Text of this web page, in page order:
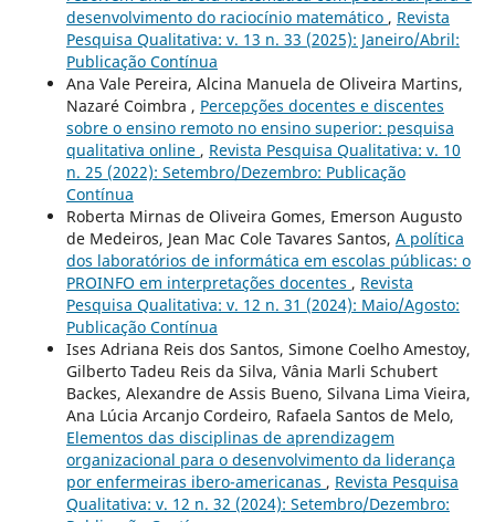
desenvolvimento do raciocínio matemático , Revista
Pesquisa Qualitativa: v. 13 n. 33 (2025): Janeiro/Abril:
Publicação Contínua
Ana Vale Pereira, Alcina Manuela de Oliveira Martins,
Nazaré Coimbra , Percepções docentes e discentes
sobre o ensino remoto no ensino superior: pesquisa
qualitativa online , Revista Pesquisa Qualitativa: v. 10
n. 25 (2022): Setembro/Dezembro: Publicação
Contínua
Roberta Mirnas de Oliveira Gomes, Emerson Augusto
de Medeiros, Jean Mac Cole Tavares Santos, A política
dos laboratórios de informática em escolas públicas: o
PROINFO em interpretações docentes , Revista
Pesquisa Qualitativa: v. 12 n. 31 (2024): Maio/Agosto:
Publicação Contínua
Ises Adriana Reis dos Santos, Simone Coelho Amestoy,
Gilberto Tadeu Reis da Silva, Vânia Marli Schubert
Backes, Alexandre de Assis Bueno, Silvana Lima Vieira,
Ana Lúcia Arcanjo Cordeiro, Rafaela Santos de Melo,
Elementos das disciplinas de aprendizagem
organizacional para o desenvolvimento da liderança
por enfermeiras ibero-americanas , Revista Pesquisa
Qualitativa: v. 12 n. 32 (2024): Setembro/Dezembro: